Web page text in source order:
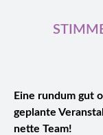
Eine rundum gut
geplante
nette Team!